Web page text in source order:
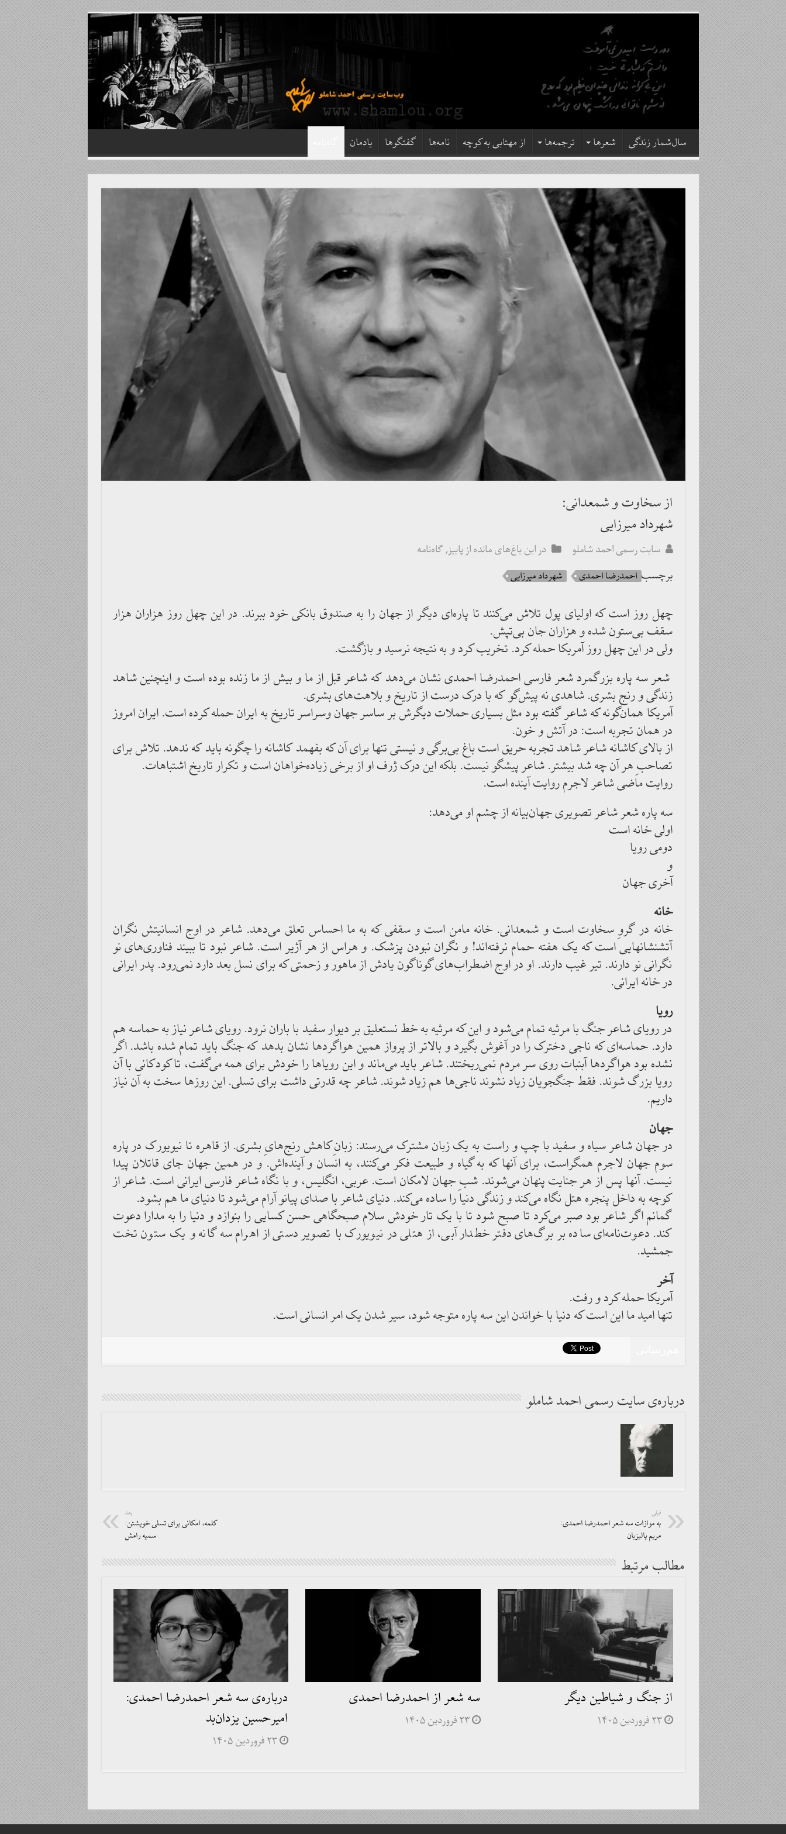
سال‌شمار زندگی شعرها ترجمه‌ها از مهتابی به کوچه نامه‌ها گفتگوها یادمان
از سخاوت و شمعدانی:
شهرداد میرزایی
سایت رسمی احمد شاملو در این باغ‌های مانده از پاییز, گاه‌نامه
برچسب احمدرضا احمدی شهرداد میرزایی
چهل روز است که اولیای پول تلاش می‌کنند تا پاره‌ای دیگر از جهان را به صندوق بانکی خود ببرند. در این چهل روز هزاران هزار
سقف بی‌ستون شده و هزاران جان بی‌تپش.
ولی در این چهل روز آمریکا حمله کرد. تخریب کرد و به نتیجه نرسید و بازگشت.
شعر سه پاره بزرگمرد شعر فارسی احمدرضا احمدی نشان می‌دهد که شاعر قبل از ما و بیش از ما زنده بوده است و اینچنین شاهد
زندگی و رنج بشری. شاهدی نه پیش‌گو که با درک درست از تاریخ و بلاهت‌های بشری.
آمریکا همان‌گونه که شاعر گفته بود مثل بسیاری حملات دیگرش بر ساسر جهان وسراسر تاریخ به ایران حمله کرده است. ایران امروز
در همان تجربه است: در آتش و خون.
از بالای کاشانه شاعر شاهد تجربه حریق است باغ بی‌برگی و نیستی تنها برای آن که بفهمد کاشانه را چگونه باید که ندهد. تلاش برای
تصاحبِ هر آن چه شد بیشتر. شاعر پیشگو نیست. بلکه این درک ژرف او از برخی زیاده‌خواهان است و تکرار تاریخ اشتباهات.
روایت ماضی شاعر لاجرم روایت آینده است.
سه پاره شعر شاعر تصویری جهان‌بیانه از چشم او می‌دهد:
اولی خانه است
دومی رویا
و
آخری جهان
خانه
خانه در گروِ سخاوت است و شمعدانی. خانه مامن است و سقفی که به ما احساس تعلق می‌دهد. شاعر در اوج انسانیتش نگران
آتشنشانهایی است که یک هفته حمام نرفته‌اند! و نگران نبودن پزشک. و هراس از هر آژیر است. شاعر نبود تا ببیند فناوری‌های نو
نگرانی نو دارند. تیر غیب دارند. او در اوج اضطراب‌های گوناگون یادش از ماهور و زحمتی که برای نسل بعد دارد نمی‌رود. پدر ایرانی
در خانه ایرانی.
رویا
در رویای شاعر جنگ با مرثیه تمام می‌شود و این که مرثیه به خط نستعلیق بر دیوار سفید با باران نرود. رویای شاعر نیاز به حماسه هم
دارد. حماسه‌ای که ناجی دخترک را در آغوش بگیرد و بالاتر از پرواز همین هواگردها نشان بدهد که جنگ باید تمام شده باشد. اگر
نشده بود هواگردها آبنبات روی سر مردم نمی‌ریختند. شاعر باید می‌ماند و این رویاها را خودش برای همه می‌گفت، تا کودکانی با آن
رویا بزرگ شوند. فقط جنگجویان زیاد نشوند ناجی‌ها هم زیاد شوند. شاعر چه قدرتی داشت برای تسلی. این روزها سخت به آن نیاز
داریم.
جهان
در جهان شاعر سیاه و سفید با چپ و راست به یک زبان مشترک می‌رسند: زبانِ کاهش رنج‌هایِ بشری. از قاهره تا نیویورک در پاره
سوم جهان لاجرم همگراست، برای آنها که به گیاه و طبیعت فکر می‌کنند، به انسان و آینده‌اش. و در همین جهان جای قاتلان پیدا
نیست. آنها پس از هر جنایت پنهان می‌شوند. شبِ جهان لامکان است. عربی، انگلیس، و با نگاه شاعر فارسی ایرانی است. شاعر از
کوچه به داخل پنجره هتل نگاه می‌کند و زندگی دنیا را ساده می‌کند. دنیای شاعر با صدای پیانو آرام می‌شود تا دنیای ما هم بشود.
گمانم اگر شاعر بود صبر می‌کرد تا صبح شود تا با یک تار خودش سلام صبحگاهی حسن کسایی را بنوازد و دنیا را به مدارا دعوت
کند. دعوت‌نامه‌ای ساده بر برگ‌های دفتر خطدار آبی، از هتلی در نیویورک با تصویر دستی از اهرام سه گانه و یک ستون تخت
جمشید.
آخر
آمریکا حمله کرد و رفت.
تنها امید ما این است که دنیا با خواندن این سه پاره متوجه شود، سیر شدن یک امر انسانی است.
درباره‌ی سایت رسمی احمد شاملو
قبلی
به موازات سه شعر احمدرضا احمدی:
مریم پالیزبان
بعد
کلمه، امکانی برای تسلی خویشتن:
سمیه رامش
مطالب مرتبط
از جنگ و شیاطین دیگر
۲۳ فروردین ۱۴۰۵
سه شعر از احمدرضا احمدی
۲۳ فروردین ۱۴۰۵
درباره‌ی سه شعر احمدرضا احمدی:
امیرحسین یزدان‌بد
۲۳ فروردین ۱۴۰۵